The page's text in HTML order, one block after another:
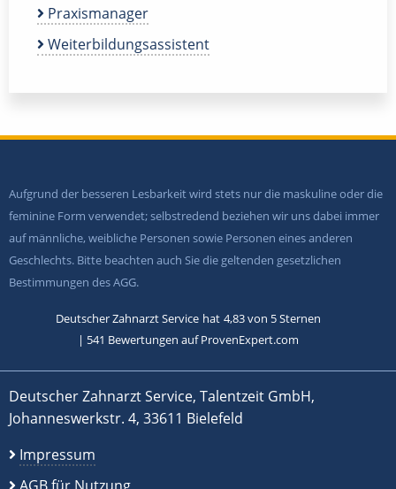
Praxismanager
Weiterbildungsassistent
Aufgrund der besseren Lesbarkeit wird stets nur die maskuline oder die
feminine Form verwendet; selbstredend beziehen wir uns dabei immer
auf männliche, weibliche Personen sowie Personen eines anderen
Geschlechts. Bitte beachten auch Sie die geltenden gesetzlichen
Bestimmungen des AGG.
Deutscher Zahnarzt Service hat 4,83von 5Sternen
| 541 Bewertungen auf ProvenExpert.com
Deutscher Zahnarzt Service, Talentzeit GmbH,
Johanneswerkstr. 4, 33611 Bielefeld
Impressum